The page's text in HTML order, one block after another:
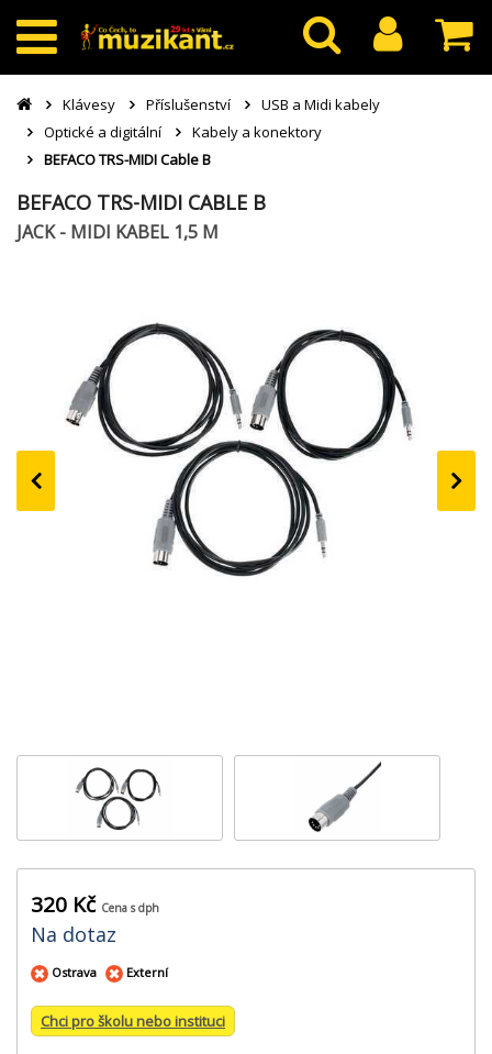
Klávesy Příslušenství
USB a Midi kabely
Optické a digitální
Kabely a konektory
BEFACO TRS-MIDI Cable B
BEFACO TRS-MIDI CABLE B
JACK - MIDI KABEL 1,5 M
320 Kč Cena s dph
Na dotaz
Ostrava Externí
Chci pro školu nebo instituci